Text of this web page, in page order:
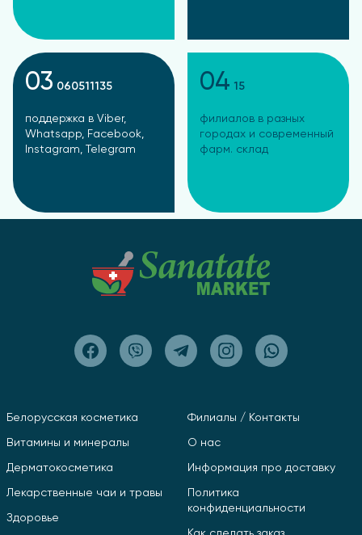
03 060511135
поддержка в Viber,
Whatsapp, Facebook,
Instagram, Telegram
04 15
филиалов в разных
городах и современный
фарм. склад
Белорусская косметика
Витамины и минералы
Дерматокосметика
Лекарственные чаи и травы
Здоровье
Филиалы / Контакты
О нас
Информация про доставку
Политика
конфиденциальности